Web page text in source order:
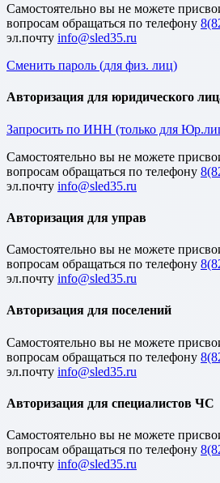
Cамостоятельно вы не можете
вопросам обращаться по телефону
эл.почту
Сменить пароль (для физ. лиц)
Авторизация для юридического
Запросить по ИНН (только для
Cамостоятельно вы не можете
вопросам обращаться по телефону
эл.почту
Авторизация для управ
Cамостоятельно вы не можете
вопросам обращаться по телефону
эл.почту
Авторизация для поселений
Cамостоятельно вы не можете
вопросам обращаться по телефону
эл.почту
Авторизация для специалистов ЧС
Cамостоятельно вы не можете
вопросам обращаться по телефону
эл.почту